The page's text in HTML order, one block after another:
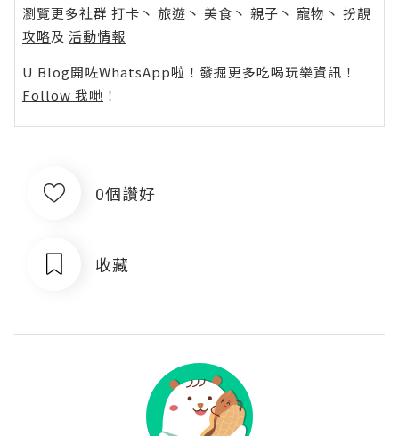
瀏覽更多社群 打卡 丶 旅遊 丶 美食 丶 親子 丶 寵物 丶 扮靚
攻略及 活動情報
U Blog開咗WhatsApp啦！發掘更多吃喝玩樂資訊！
Follow 我哋 ！
0個讚好
收藏